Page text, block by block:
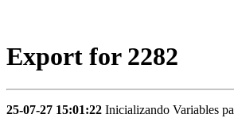
Export for 2282
25-07-27 15:01:22 Inicializando Variables